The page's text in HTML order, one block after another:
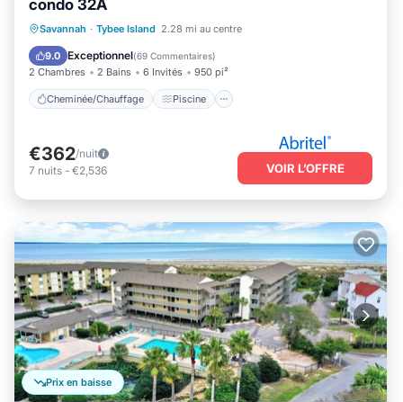
condo 32A
Savannah · Tybee Island 2.28 mi au centre
9.0 Exceptionnel(69 Commentaires)
2 Chambres 2 Bains 6 Invités 950 pi²
Cheminée/Chauffage Piscine
Cheminée/Chauffage
Piscine
Vue sur l’océan
Balcon/Terrasse
€362/nuit
7 nuits - €2,536 VOIR L’OFFRE
Prix en baisse